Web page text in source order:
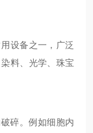
设备之一，广泛
料、光学、珠宝
碎。例如细胞内